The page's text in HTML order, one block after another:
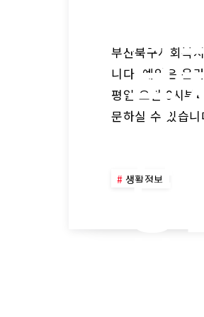
사
복
법
동
부산북구사회복
니다. 예약은 온
평일 오전 9시부
문하실 수 있습
생활정보